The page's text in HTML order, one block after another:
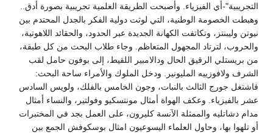
التجريبية"-أي الفيزياء. وأصبحت الطريقة العلمية تجريبية بصورة أدق..
وهبطت الخصومة الوطنية، التي لوثت دولية الفكر بالجدل المحتدم بين
نيوتن وليبنتز، وتكاتفت الكهانة الجديدة عبر الحدود، والحقائد اللاهوتية،
والحروب، لترتاد المجهول المتعاظم. وجاء طلاب البحث من كل طبقة،
من بريستلي الرقيق الحال ودالامبير اللقيط، إلى بوفون حامل لقب
الشرف ولافوزييه المليونير. ودخل الملوك والأمراء ساحة البحث:
فاشتغل جورج الثالث بالنبات، وجون الخامس بالفلك، ولويس السادس
عشر بالفيزياء. وعكف الهواة أمثال مونتسكيو وفولتير، والنساء أمثال
مدام دشاتليه والممثلة الآنسة كليرون، على العمل بجد في المختبرات
أو تلهوا بها، وحاول العلماء اليسوعيون امثال بوسكوفش الجمع بين